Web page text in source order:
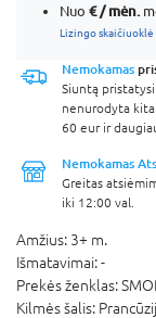
Nuo € / mėn.
Lizingo skaičiuoklė
Nemokamas
Siuntą
nenurodyta
60 eur ir
Nemokamas
Greitas
iki 12:00 val.
Amžius: 3+ m.
Išmatavimai:-
Prekės ženklas:
Kilmės šalis: